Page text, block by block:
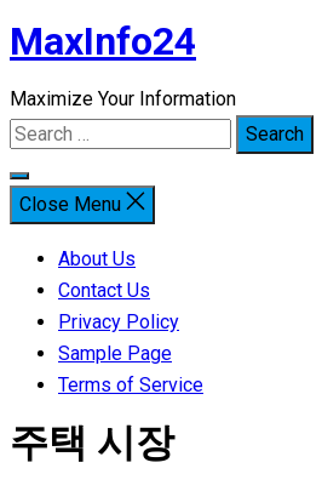
Skip
content
MaxInfo24
Maximize Your Information
Search
Close Menu
About Us
Contact Us
Privacy Policy
Sample Page
Terms of Service
주택 시장